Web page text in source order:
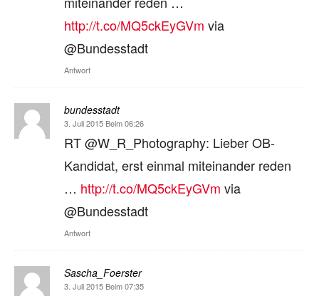
http://t.co/MQ5ckEyGVm via
@Bundesstadt
Antwort
bundesstadt
3. Juli 2015 Beim 06:26
RT @W_R_Photography: Lieber OB-
Kandidat, erst einmal miteinander reden
… http://t.co/MQ5ckEyGVm via
@Bundesstadt
Antwort
Sascha_Foerster
3. Juli 2015 Beim 07:35